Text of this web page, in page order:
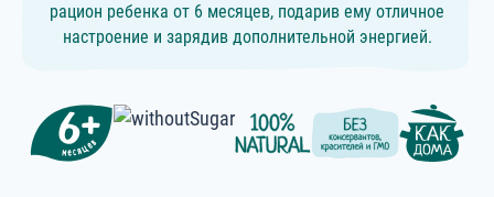
рацион ребенка от 6 месяцев, подарив ему отличное
настроение и зарядив дополнительной энергией.